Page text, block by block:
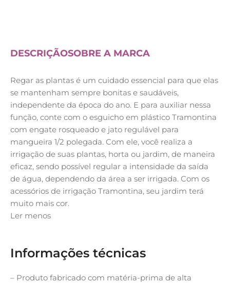
DESCRIÇÃOSOBRE A MARCA
Regar as plantas é um cuidado essencial para que elas
se mantenham sempre bonitas e saudáveis,
independente da época do ano. E para auxiliar nessa
função, conte com o esguicho em plástico Tramontina
com engate rosqueado e jato regulável para
mangueira 1/2 polegada. Com ele, você realiza a
irrigação de suas plantas, horta ou jardim, de maneira
eficaz, sendo possível regular a intensidade da saída
de água, dependendo da área a ser irrigada. Com os
acessórios de irrigação Tramontina, seu jardim terá
muito mais cor.
Ler menos
Informações técnicas
– Produto fabricado com matéria-prima de alta